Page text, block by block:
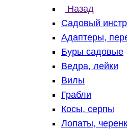
Назад
Садовый
Адаптеры,
Буры садовые
Ведра, лейки
Вилы
Грабли
Косы, серпы
Лопаты,